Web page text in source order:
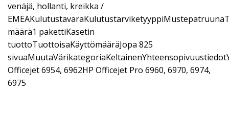
venäjä, hollanti, kreikka /
määrä1 pakettiKasetin
tuottoTuottoisaKäyttömääräJopa 825
Officejet 6954, 6962HP Officejet Pro 6960, 6970, 6974,
6975